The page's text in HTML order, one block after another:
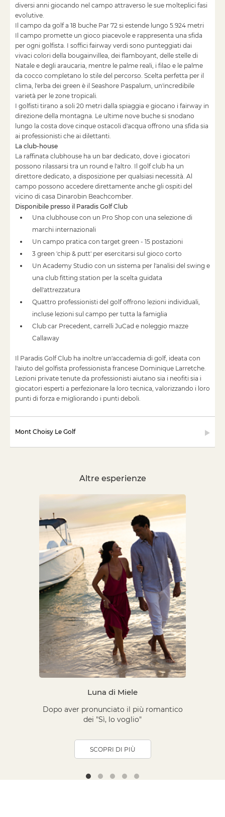
diversi anni giocando nel campo attraverso le sue molteplici fasi
evolutive.
Il campo da golf a 18 buche Par 72 si estende lungo 5.924 metri
Il campo promette un gioco piacevole e rappresenta una sfida
per ogni golfista. I soffici fairway verdi sono punteggiati dai
vivaci colori della bougainvillea, dei flamboyant, delle stelle di
Natale e degli araucaria, mentre le palme reali, i filao e le palme
da cocco completano lo stile del percorso. Scelta perfetta per il
clima, l'erba dei green è il Seashore Paspalum, un'incredibile
varietà per le zone tropicali.
I golfisti tirano a soli 20 metri dalla spiaggia e giocano i fairway in
direzione della montagna. Le ultime nove buche si snodano
lungo la costa dove cinque ostacoli d'acqua offrono una sfida sia
ai professionisti che ai dilettanti.
La club-house
La raffinata clubhouse ha un bar dedicato, dove i giocatori
possono rilassarsi tra un round e l'altro. Il golf club ha un
direttore dedicato, a disposizione per qualsiasi necessità. Al
campo possono accedere direttamente anche gli ospiti del
vicino di casa Dinarobin Beachcomber.
Disponibile presso il Paradis Golf Club
Una clubhouse con un Pro Shop con una selezione di
marchi internazionali
Un campo pratica con target green - 15 postazioni
3 green 'chip & putt' per esercitarsi sul gioco corto
Un Academy Studio con un sistema per l'analisi del swing e
una club fitting station per la scelta guidata
dell'attrezzatura
Quattro professionisti del golf offrono lezioni individuali,
incluse lezioni sul campo per tutta la famiglia
Club car Precedent, carrelli JuCad e noleggio mazze
Callaway
Il Paradis Golf Club ha inoltre un'accademia di golf, ideata con
l'aiuto del golfista professionista francese Dominique Larretche.
Lezioni private tenute da professionisti aiutano sia i neofiti sia i
giocatori esperti a perfezionare la loro tecnica, valorizzando i loro
punti di forza e migliorando i punti deboli.
Mont Choisy Le Golf
Altre esperienze
Luna di Miele
Dopo aver pronunciato il più romantico
dei "Sì, lo voglio"
SCOPRI DI PIÙ